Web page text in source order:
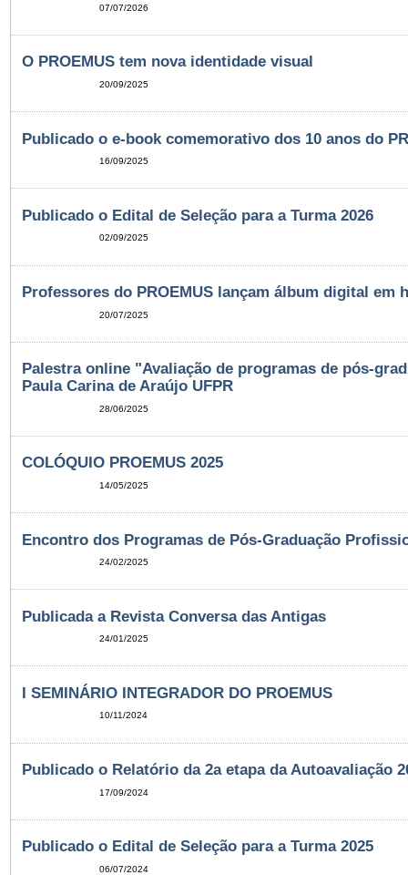
07/07/2026
O PROEMUS tem nova identidade visual
20/09/2025
Publicado o e-book comemorativo dos 10 anos do
16/09/2025
Publicado o Edital de Seleção para a Turma 2026
02/09/2025
Professores do PROEMUS lançam álbum digital em
20/07/2025
Palestra online "Avaliação de programas de pós-
Paula Carina de Araújo UFPR
28/06/2025
COLÓQUIO PROEMUS 2025
14/05/2025
Encontro dos Programas de Pós-Graduação
24/02/2025
Publicada a Revista Conversa das Antigas
24/01/2025
I SEMINÁRIO INTEGRADOR DO PROEMUS
10/11/2024
Publicado o Relatório da 2a etapa da Autoavaliação
17/09/2024
Publicado o Edital de Seleção para a Turma 2025
06/07/2024